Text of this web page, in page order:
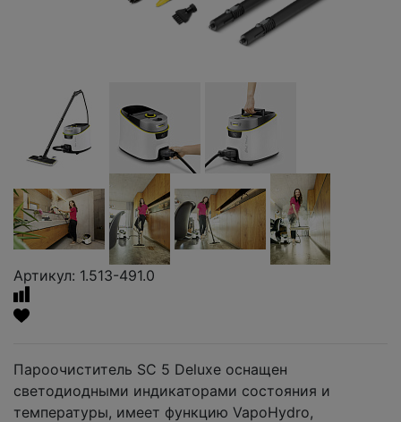
Артикул: 1.513-491.0
Пароочиститель SC 5 Deluxe оснащен
светодиодными индикаторами состояния и
температуры, имеет функцию VapoHydro,